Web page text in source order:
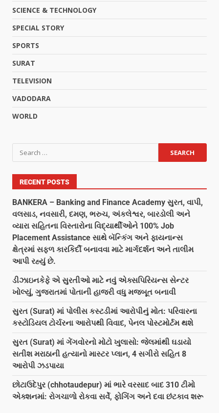
SCIENCE & TECHNOLOGY
SPECIAL STORY
SPORTS
SURAT
TELEVISION
VADODARA
WORLD
RECENT POSTS
BANKERA – Banking and Finance Academy સુરત, વાપી,
વલસાડ, નવસારી, દમણ, ભરુચ, અંકલેશ્વર, બારડોલી અને
વ્યારા સહિતના વિસ્તારોના વિદ્યાર્થીઓને 100% Job
Placement Assistance સાથે બૅન્કિંગ અને ફાયનાન્સ
ક્ષેત્રમાં સફળ કારકિર્દી બનાવવા માટે માર્ગદર્શન અને તાલીમ
આપી રહ્યું છે.
ડીઝાઇનકેફે એ સુરતીઓ માટે નવું એક્સપિરિયન્સ સેન્ટર
ખોલ્યું, ગુજરાતમાં પોતાની હાજરી વધુ મજબૂત બનાવી
સુરત (Surat) માં પોલીસ કસ્ટડીમાં આરોપીનું મોત: પરિવારના
કસ્ટોડિયલ ટોર્ચરના આરોપથી વિવાદ, પેનલ પોસ્ટમોર્ટમ થશે
સુરત (Surat) માં ગેંગવોરનો મોટો ખુલાસો: જેલમાંથી ઘડાયો
સતીશ મરાઠાની હત્યાનો માસ્ટર પ્લાન, 4 સગીરો સહિત 8
આરોપી ઝડપાયા
છોટાઉદેપુર (chhotaudepur) માં ભારે વરસાદ બાદ 310 ટીમો
એક્શનમાં: રોગચાળો રોકવા સર્વે, ફોગિંગ અને દવા છંટકાવ શરૂ